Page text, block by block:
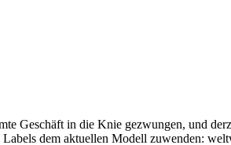
Geschäft in die Knie gezwungen, und
dem aktuellen Modell zuwenden: